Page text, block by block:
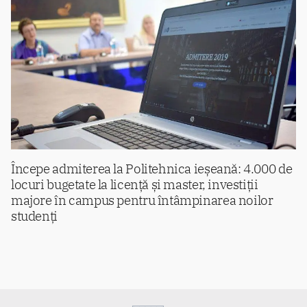
Începe admiterea la Politehnica ieșeană: 4.000 de
locuri bugetate la licență și master, investiții
majore în campus pentru întâmpinarea noilor
studenți